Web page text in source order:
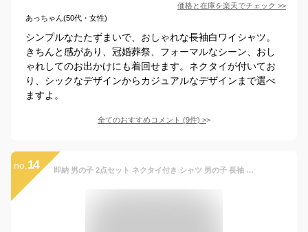
価格と在庫を楽天でチェック >>
あっちゃん(50代・女性)
シンプルなたたずまいで、おしゃれな長袖白ワイシャツ。
きちんと感があり、冠婚葬祭、フォーマルなシーン、おし
ゃれしてのお出かけにも着回せます。ネクタイが付いてお
り、シックなデザインからカジュアルなデザインまで選べ
ますよ。
全てのおすすめコメント (9件) >
no. 14 即納 男の子 2点セット ネクタイ付き シャツ 男の子 長袖 フォーマルシャツ 子供シャツ 白シャツ フォーマル シャツ ワイシャツ 子供服 フォーマル 子供 発表会 入学式 誕生日 入園式 男の子服 キッズ こども 七五三 無地 定番 ホワイト ブラック プレゼント 送料無料